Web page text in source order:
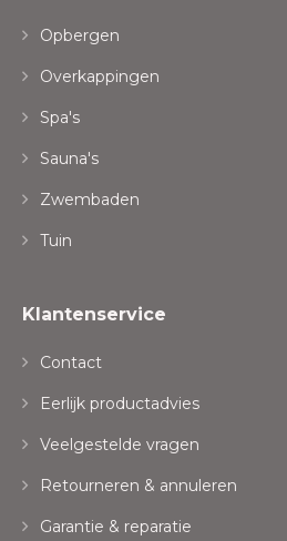
Opbergen
Overkappingen
Spa's
Sauna's
Zwembaden
Tuin
Klantenservice
Contact
Eerlijk productadvies
Veelgestelde vragen
Retourneren & annuleren
Garantie & reparatie